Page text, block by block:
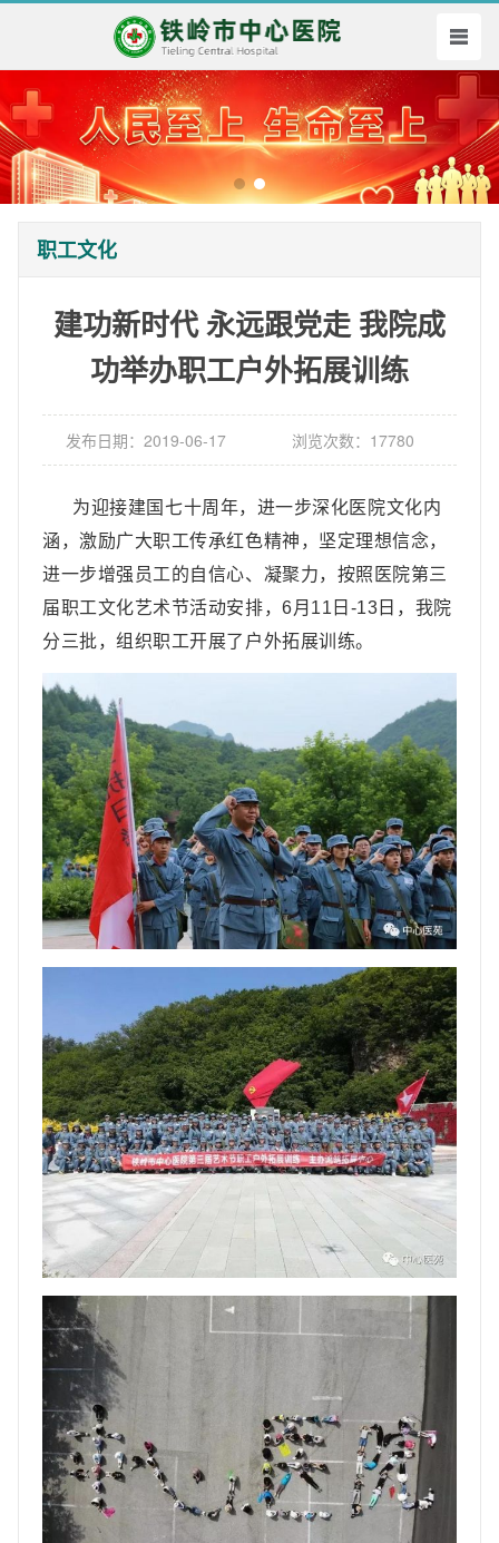
职工文化
建功新时代 永远跟党走 我院成
功举办职工户外拓展训练
发布日期：2019-06-17 浏览次数：17780
为迎接建国七十周年，进一步深化医院文化内
涵，激励广大职工传承红色精神，坚定理想信念，
进一步增强员工的自信心、凝聚力，按照医院第三
届职工文化艺术节活动安排，6月11日-13日，我院
分三批，组织职工开展了户外拓展训练。